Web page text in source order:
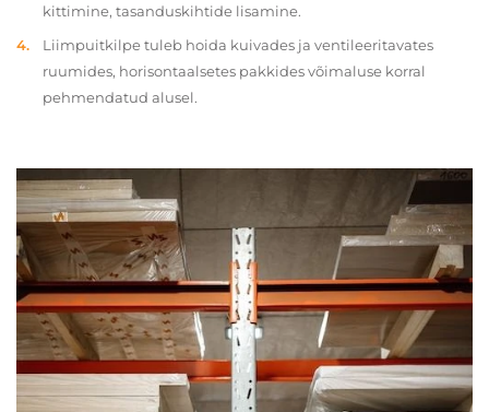
kittimine, tasanduskihtide lisamine.
Liimpuitkilpe tuleb hoida kuivades ja ventileeritavates
ruumides, horisontaalsetes pakkides võimaluse korral
pehmendatud alusel.